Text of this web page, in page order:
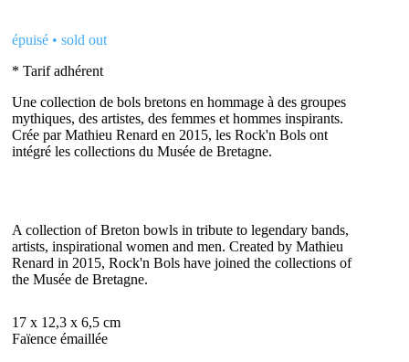
épuisé • sold out
* Tarif adhérent
Une collection de bols bretons en hommage à des groupes
mythiques, des artistes, des femmes et hommes inspirants.
Crée par Mathieu Renard en 2015, les Rock'n Bols ont
intégré les collections du Musée de Bretagne.
A collection of Breton bowls in tribute to legendary bands,
artists, inspirational women and men. Created by Mathieu
Renard in 2015, Rock'n Bols have joined the collections of
the Musée de Bretagne.
17 x 12,3 x 6,5 cm
Faïence émaillée